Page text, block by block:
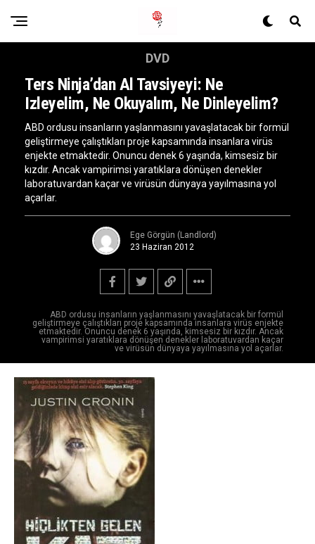
ABD ordusu insanların yaşlanmasını yavaşlatacak bir formül
geliştirmeye çalıştıkları proje kapsamında insanlara virüs enjekte
etmaktedir. Onuncu denek 6 yaşında, kimsesiz bir kızdır. Ancak
vampirimsi yaratıklara dönüşen denekler laboratuvardan kaçar
ve virüsün dünyaya yayılmasına yol açarlar.
DVD
Ters Ninja’dan Al Tavsiyeyi: Ne
Izleyelim, Ne Okuyalım, Ne Dinleyelim?
ABD ordusu insanların yaşlanmasını yavaşlatacak bir formül
geliştirmeye çalıştıkları proje kapsamında insanlara virüs
enjekte etmaktedir. Onuncu denek 6 yaşında, kimsesiz bir
kızdır. Ancak vampirimsi yaratıklara dönüşen denekler
laboratuvardan kaçar ve virüsün dünyaya yayılmasına yol
açarlar.
Ege Görgün (Landlord)
23 Haziran 2012